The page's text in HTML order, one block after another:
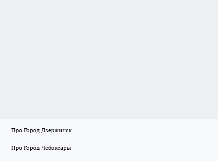
Про Город Дзержинск
Про Город Чебоксары